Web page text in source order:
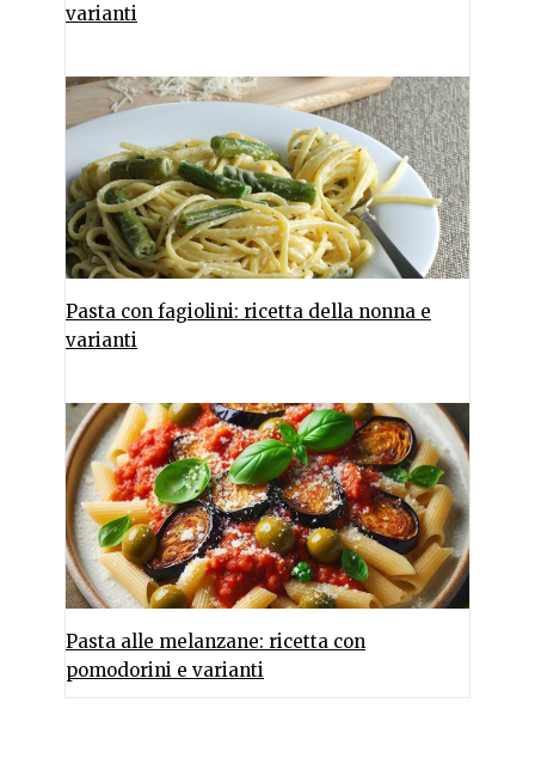
varianti
Pasta con fagiolini: ricetta della nonna e
varianti
Pasta alle melanzane: ricetta con
pomodorini e varianti